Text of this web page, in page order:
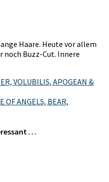
Haare. Heute vor allem
noch Buzz-Cut. Innere
VOLUBILIS, APOGEAN &
OF ANGELS, BEAR,
…